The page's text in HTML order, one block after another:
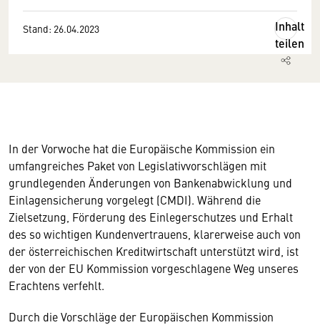
Stand: 26.04.2023
Inhalt
teilen
In der Vorwoche hat die Europäische Kommission ein
umfangreiches Paket von Legislativvorschlägen mit
grundlegenden Änderungen von Bankenabwicklung und
Einlagensicherung vorgelegt (CMDI). Während die
Zielsetzung, Förderung des Einlegerschutzes und Erhalt
des so wichtigen Kundenvertrauens, klarerweise auch von
der österreichischen Kreditwirtschaft unterstützt wird, ist
der von der EU Kommission vorgeschlagene Weg unseres
Erachtens verfehlt.
Durch die Vorschläge der Europäischen Kommission